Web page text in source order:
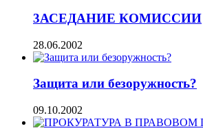
3АСЕДАНИЕ КОМИССИИ
28.06.2002
Защита или безоружность?
09.10.2002